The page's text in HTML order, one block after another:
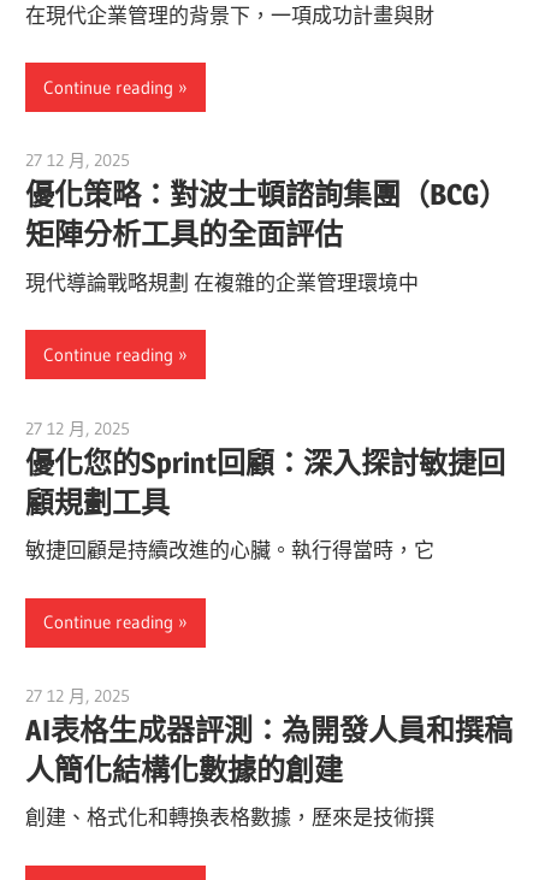
在現代企業管理的背景下，一項成功計畫與財
Continue reading
27 12 月, 2025
優化策略：對波士頓諮詢集團（BCG）
矩陣分析工具的全面評估
現代導論戰略規劃 在複雜的企業管理環境中
Continue reading
27 12 月, 2025
優化您的Sprint回顧：深入探討敏捷回
顧規劃工具
敏捷回顧是持續改進的心臟。執行得當時，它
Continue reading
27 12 月, 2025
AI表格生成器評測：為開發人員和撰稿
人簡化結構化數據的創建
創建、格式化和轉換表格數據，歷來是技術撰